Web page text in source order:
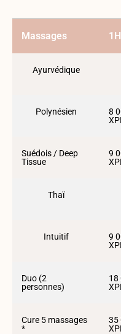
Massages
Ayurvédique
Polynésien
8
Suédois / Deep
Tissue
9
Thaï
Intuitif
9
Duo (2
personnes)
18
Cure 5 massages
*
35